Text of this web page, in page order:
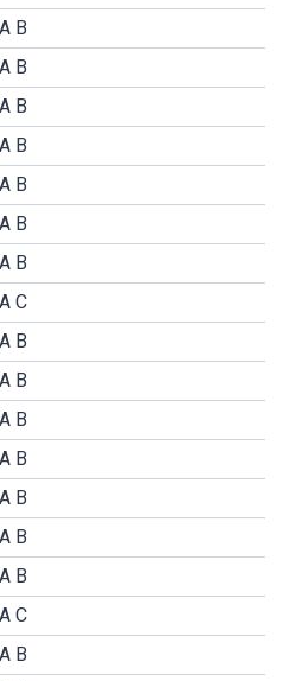
B
B
B
B
B
B
B
C
B
B
B
B
B
B
B
C
B